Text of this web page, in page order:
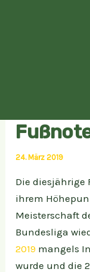
24. März 2019
Die diesjährige
ihrem
Meisterschaft
Bundesliga
2019 mangels
wurde und die